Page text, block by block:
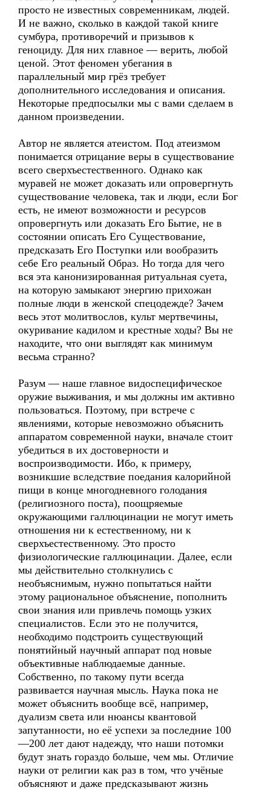
просто не известных современникам, людей.
И не важно, сколько в каждой такой книге
сумбура, противоречий и призывов к
геноциду. Для них главное — верить, любой
ценой. Этот феномен убегания в
параллельный мир грёз требует
дополнительного исследования и описания.
Некоторые предпосылки мы с вами сделаем в
данном произведении.
Автор не является атеистом. Под атеизмом
понимается отрицание веры в существование
всего сверхъестественного. Однако как
муравей не может доказать или опровергнуть
существование человека, так и люди, если Бог
есть, не имеют возможности и ресурсов
опровергнуть или доказать Его Бытие, не в
состоянии описать Его Существование,
предсказать Его Поступки или вообразить
себе Его реальный Образ. Но тогда для чего
вся эта канонизированная ритуальная суета,
на которую замыкают энергию прихожан
полные люди в женской спецодежде? Зачем
весь этот молитвослов, культ мертвечины,
окуривание кадилом и крестные ходы? Вы не
находите, что они выглядят как минимум
весьма странно?
Разум — наше главное видоспецифическое
оружие выживания, и мы должны им активно
пользоваться. Поэтому, при встрече с
явлениями, которые невозможно объяснить
аппаратом современной науки, вначале стоит
убедиться в их достоверности и
воспроизводимости. Ибо, к примеру,
возникшие вследствие поедания калорийной
пищи в конце многодневного голодания
(религиозного поста), поощряемые
окружающими галлюцинации не могут иметь
отношения ни к естественному, ни к
сверхъестественному. Это просто
физиологические галлюцинации. Далее, если
мы действительно столкнулись с
необъяснимым, нужно попытаться найти
этому рациональное объяснение, пополнить
свои знания или привлечь помощь узких
специалистов. Если это не получится,
необходимо подстроить существующий
понятийный научный аппарат под новые
объективные наблюдаемые данные.
Собственно, по такому пути всегда
развивается научная мысль. Наука пока не
может объяснить вообще всё, например,
дуализм света или нюансы квантовой
запутанности, но её успехи за последние 100
—200 лет дают надежду, что наши потомки
будут знать гораздо больше, чем мы. Отличие
науки от религии как раз в том, что учёные
объясняют и даже предсказывают жизнь